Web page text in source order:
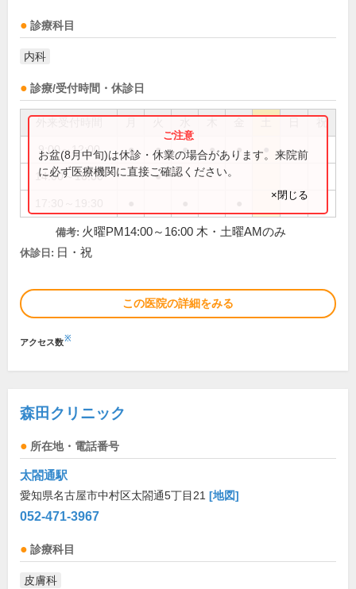
診療科目
内科
診療/受付時間・休診日
祝
9:00～12:00 ● ● ● ● ●
14:00～16:00 ●
お盆(8月中旬)は休診・休業の場合があります。来院前
に必ず医療機関に直接ご確認ください。
×閉じる
備考: 火曜PM14:00～16:00 木・土曜AMのみ
休診日: 日・祝
この医院の詳細をみる
アクセス数※
森田クリニック
所在地・電話番号
太閤通駅
愛知県名古屋市中村区太閤通5丁目21 [地図]
052-471-3967
診療科目
皮膚科